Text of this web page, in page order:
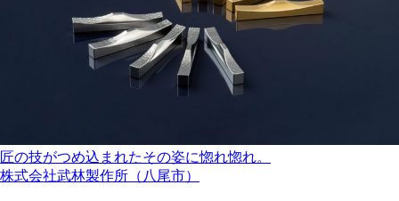
匠の技がつめ込まれたその姿に惚れ惚れ。
株式会社武林製作所（八尾市）